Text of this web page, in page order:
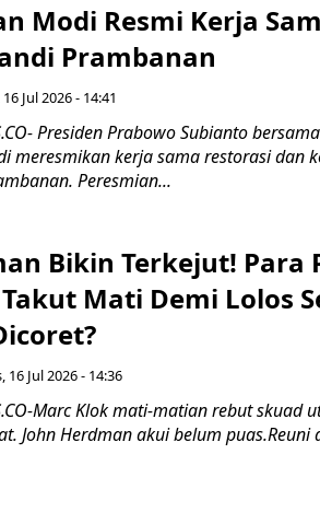
Modi Resmi Kerja
Prambanan
Jul 2026 - 14:41
Presiden Prabowo Subianto
meresmikan kerja sama restorasi dan
Peresmian...
Bikin Terkejut! Para
Mati Demi Lolos
16 Jul 2026 - 14:36
Marc Klok mati-matian rebut skuad
John Herdman akui belum puas.Reuni